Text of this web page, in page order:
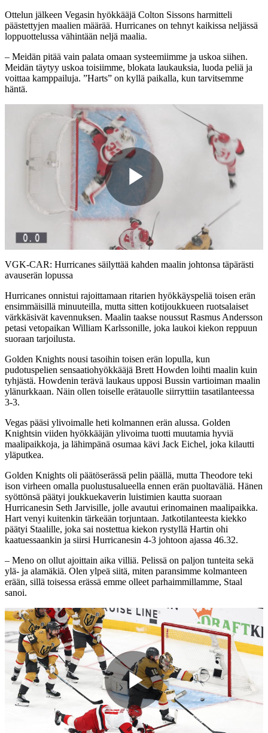
Ottelun jälkeen Vegasin hyökkääjä Colton Sissons harmitteli
päästettyjen maalien määrää. Hurricanes on tehnyt kaikissa neljässä
loppuottelussa vähintään neljä maalia.
– Meidän pitää vain palata omaan systeemiimme ja uskoa siihen.
Meidän täytyy uskoa toisiimme, blokata laukauksia, luoda peliä ja
voittaa kamppailuja. ”Harts” on kyllä paikalla, kun tarvitsemme
häntä.
Play
Video
VGK-CAR: Hurricanes säilyttää kahden maalin johtonsa täpärästi
avauserän lopussa
Hurricanes onnistui rajoittamaan ritarien hyökkäyspeliä toisen erän
ensimmäisillä minuuteilla, mutta sitten kotijoukkueen ruotsalaiset
värkkäsivät kavennuksen. Maalin taakse noussut Rasmus Andersson
petasi vetopaikan William Karlssonille, joka laukoi kiekon reppuun
suoraan tarjoilusta.
Golden Knights nousi tasoihin toisen erän lopulla, kun
pudotuspelien sensaatiohyökkääjä Brett Howden loihti maalin kuin
tyhjästä. Howdenin terävä laukaus upposi Bussin vartioiman maalin
ylänurkkaan. Näin ollen toiselle erätauolle siirryttiin tasatilanteessa
3-3.
Vegas pääsi ylivoimalle heti kolmannen erän alussa. Golden
Knightsin viiden hyökkääjän ylivoima tuotti muutamia hyviä
maalipaikkoja, ja lähimpänä osumaa kävi Jack Eichel, joka kilautti
yläputkea.
Golden Knights oli päätöserässä pelin päällä, mutta Theodore teki
ison virheen omalla puolustusalueella ennen erän puoltaväliä. Hänen
syöttönsä päätyi joukkuekaverin luistimien kautta suoraan
Hurricanesin Seth Jarvisille, jolle avautui erinomainen maalipaikka.
Hart venyi kuitenkin tärkeään torjuntaan. Jatkotilanteesta kiekko
päätyi Staalille, joka sai nostettua kiekon rystyllä Hartin ohi
kaatuessaankin ja siirsi Hurricanesin 4-3 johtoon ajassa 46.32.
– Meno on ollut ajoittain aika villiä. Pelissä on paljon tunteita sekä
ylä- ja alamäkiä. Olen ylpeä siitä, miten paransimme kolmanteen
erään, sillä toisessa erässä emme olleet parhaimmillamme, Staal
sanoi.
Play